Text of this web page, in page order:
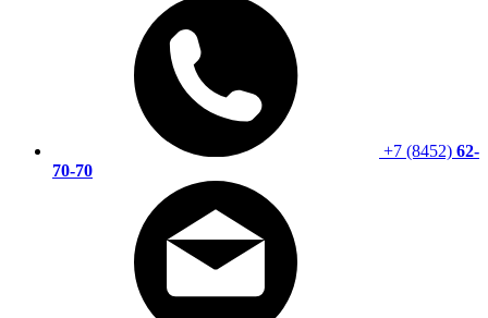
+7 (8452) 62-
70-70